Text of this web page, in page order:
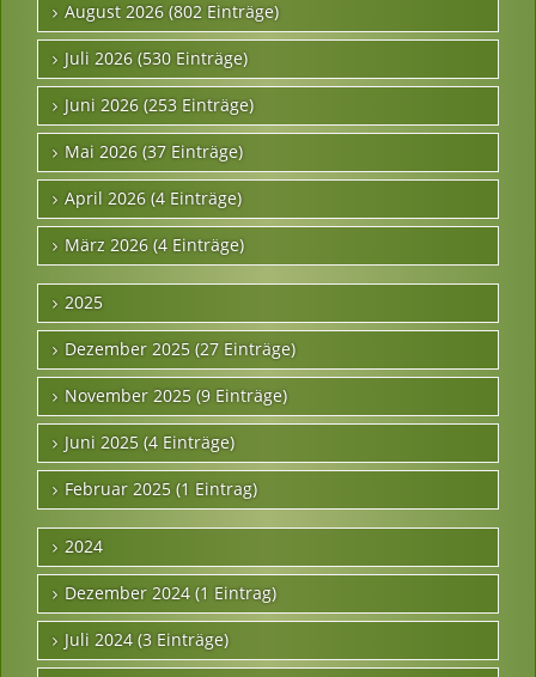
August 2026 (802 Einträge)
Juli 2026 (530 Einträge)
Juni 2026 (253 Einträge)
Mai 2026 (37 Einträge)
April 2026 (4 Einträge)
März 2026 (4 Einträge)
2025
Dezember 2025 (27 Einträge)
November 2025 (9 Einträge)
Juni 2025 (4 Einträge)
Februar 2025 (1 Eintrag)
2024
Dezember 2024 (1 Eintrag)
Juli 2024 (3 Einträge)